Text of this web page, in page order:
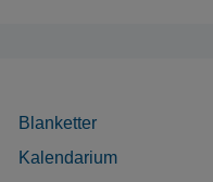
Blanketter
Kalendarium